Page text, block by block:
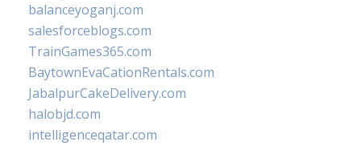
balanceyoganj.com
salesforceblogs.com
TrainGames365.com
BaytownEvaCationRentals.com
JabalpurCakeDelivery.com
halobjd.com
intelligenceqatar.com